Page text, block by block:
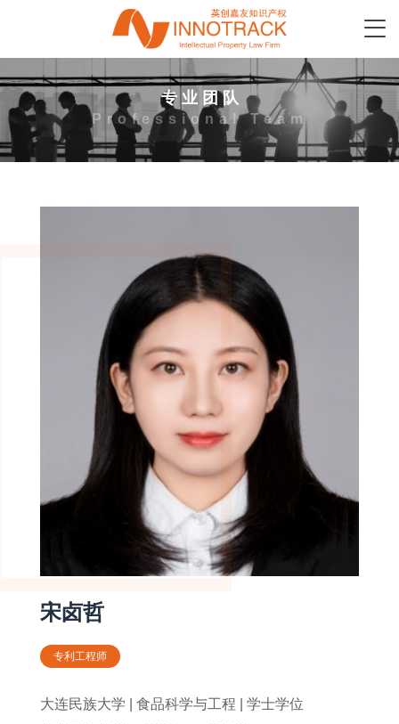
专 业 团 队
Professional Team
宋卤哲
专利工程师
大连民族大学 | 食品科学与工程 | 学士学位